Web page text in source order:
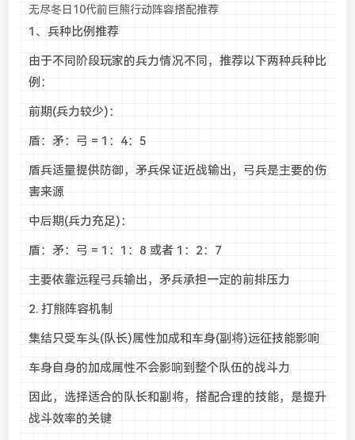
无尽冬日10代前巨熊行动阵容搭配推荐
1、兵种比例推荐
由于不同阶段玩家的兵力情况不同，推荐以下两种兵种比
例：
前期(兵力较少)：
盾：矛：弓 = 1：4：5
盾兵适量提供防御，矛兵保证近战输出，弓兵是主要的伤
害来源
中后期(兵力充足)：
盾：矛：弓 = 1：1：8 或者 1：2：7
主要依靠远程弓兵输出，矛兵承担一定的前排压力
2. 打熊阵容机制
集结只受车头(队长)属性加成和车身(副将)远征技能影响
车身自身的加成属性不会影响到整个队伍的战斗力
因此，选择适合的队长和副将，搭配合理的技能，是提升
战斗效率的关键